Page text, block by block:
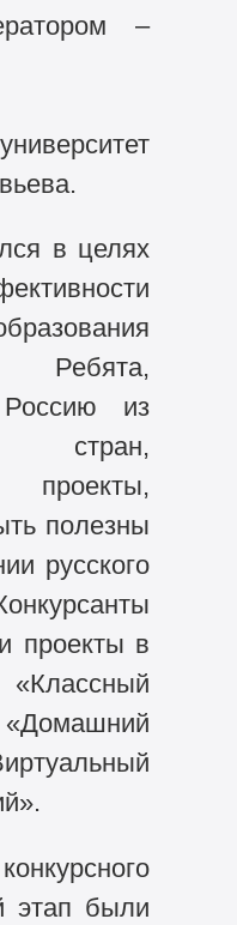
‒
в целях
Ребята,
из
проекты,
полезны
русского
проекты в
этап были